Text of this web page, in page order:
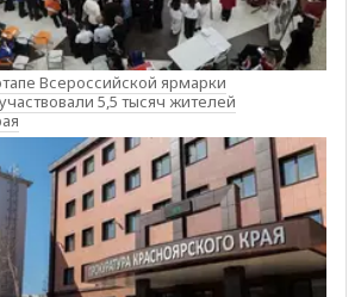
Всероссийской ярмарки
5,5 тысяч жителей